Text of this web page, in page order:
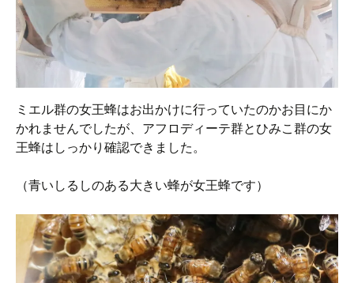
ミエル群の女王蜂はお出かけに行っていたのかお目にか
かれませんでしたが、アフロディーテ群とひみこ群の女
王蜂はしっかり確認できました。
（青いしるしのある大きい蜂が女王蜂です）